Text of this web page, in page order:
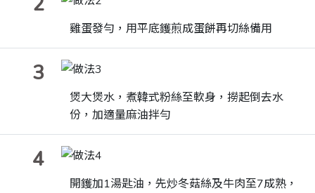
雞蛋發勻，用平底鑊煎成蛋餅再切絲備用
3
煲大煲水，煮韓式粉絲至軟身，撈起倒去水
份，加適量麻油拌勻
4
開鑊加1湯匙油，先炒冬菇絲及牛肉至7成熟，